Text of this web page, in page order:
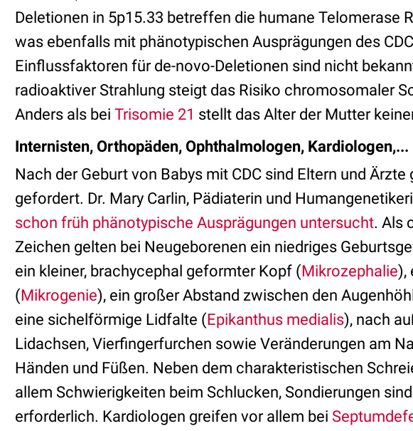
Deletionen in 5p15.33 betreffen die humane Telomerase
was ebenfalls mit phänotypischen Ausprägungen des
Einflussfaktoren für de-novo-Deletionen sind nicht
radioaktiver Strahlung steigt das Risiko chromosomaler
Anders als bei Trisomie 21 stellt das Alter der Mutter
Internisten, Orthopäden, Ophthalmologen, Kardiologen,...
Nach der Geburt von Babys mit CDC sind Eltern und
gefordert. Dr. Mary Carlin, Pädiaterin und
schon früh phänotypische Ausprägungen untersucht. Als
Zeichen gelten bei Neugeborenen ein niedriges
ein kleiner, brachycephal geformter Kopf (Mikrozephalie),
(Mikrogenie), ein großer Abstand zwischen den
eine sichelförmige Lidfalte (Epikanthus medialis), nach
Lidachsen, Vierfingerfurchen sowie Veränderungen am
Händen und Füßen. Neben dem charakteristischen
allem Schwierigkeiten beim Schlucken, Sondierungen
erforderlich. Kardiologen greifen vor allem bei